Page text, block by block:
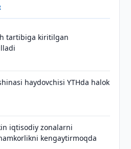
tartibiga kiritilgan
haydovchisi YTHda halok
iqtisodiy zonalarni
kengaytirmoqda